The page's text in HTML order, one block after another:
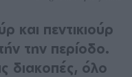
και πεντικιούρ
την περίοδο.
διακοπές, όλο